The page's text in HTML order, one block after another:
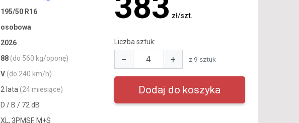
195/50 R16
osobowa
2026
88 (do 560 kg/oponę)
V (do 240 km/h)
2 lata (24 miesiące)
D / B / 72 dB
XL, 3PMSF, M+S
zł/szt.
Liczba sztuk:
− + z 9 sztuk